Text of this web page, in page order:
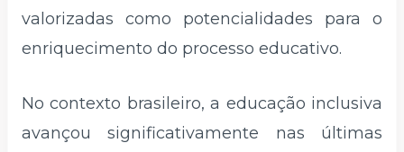
valorizadas como potencialidades para o
enriquecimento do processo educativo.
No contexto brasileiro, a educação inclusiva
avançou significativamente nas últimas